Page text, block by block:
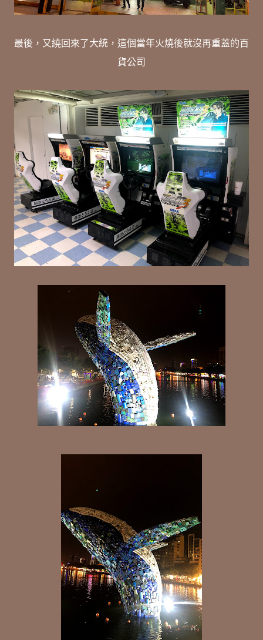
最後，又繞回來了大統，這個當年火燒後就沒再重蓋的百
貨公司